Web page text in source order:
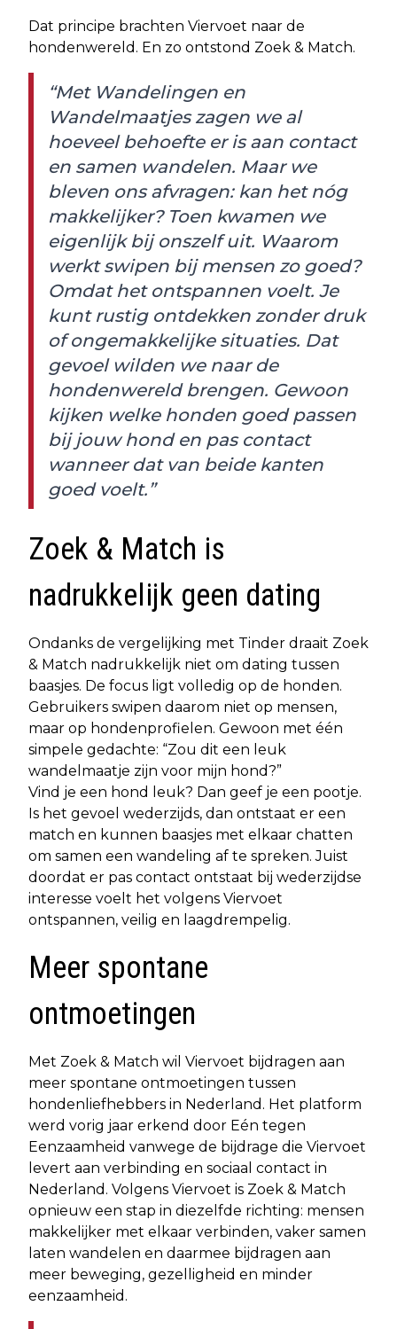
Dat principe brachten Viervoet naar de
hondenwereld. En zo ontstond Zoek & Match.
“Met Wandelingen en
Wandelmaatjes zagen we al
hoeveel behoefte er is aan contact
en samen wandelen. Maar we
bleven ons afvragen: kan het nóg
makkelijker? Toen kwamen we
eigenlijk bij onszelf uit. Waarom
werkt swipen bij mensen zo goed?
Omdat het ontspannen voelt. Je
kunt rustig ontdekken zonder druk
of ongemakkelijke situaties. Dat
gevoel wilden we naar de
hondenwereld brengen. Gewoon
kijken welke honden goed passen
bij jouw hond en pas contact
wanneer dat van beide kanten
goed voelt.”
Zoek & Match is
nadrukkelijk geen dating
Ondanks de vergelijking met Tinder draait Zoek
& Match nadrukkelijk niet om dating tussen
baasjes. De focus ligt volledig op de honden.
Gebruikers swipen daarom niet op mensen,
maar op hondenprofielen. Gewoon met één
simpele gedachte: “Zou dit een leuk
wandelmaatje zijn voor mijn hond?”
Vind je een hond leuk? Dan geef je een pootje.
Is het gevoel wederzijds, dan ontstaat er een
match en kunnen baasjes met elkaar chatten
om samen een wandeling af te spreken. Juist
doordat er pas contact ontstaat bij wederzijdse
interesse voelt het volgens Viervoet
ontspannen, veilig en laagdrempelig.
Meer spontane
ontmoetingen
Met Zoek & Match wil Viervoet bijdragen aan
meer spontane ontmoetingen tussen
hondenliefhebbers in Nederland. Het platform
werd vorig jaar erkend door Eén tegen
Eenzaamheid vanwege de bijdrage die Viervoet
levert aan verbinding en sociaal contact in
Nederland. Volgens Viervoet is Zoek & Match
opnieuw een stap in diezelfde richting: mensen
makkelijker met elkaar verbinden, vaker samen
laten wandelen en daarmee bijdragen aan
meer beweging, gezelligheid en minder
eenzaamheid.